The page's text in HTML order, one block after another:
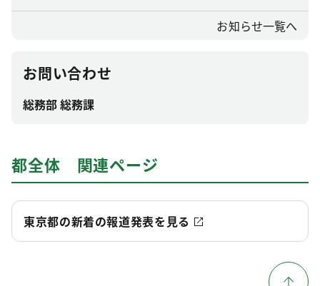
お知らせ一覧へ
お問い合わせ
総務部 総務課
都全体 関連ページ
東京都の新着の報道発表を見る